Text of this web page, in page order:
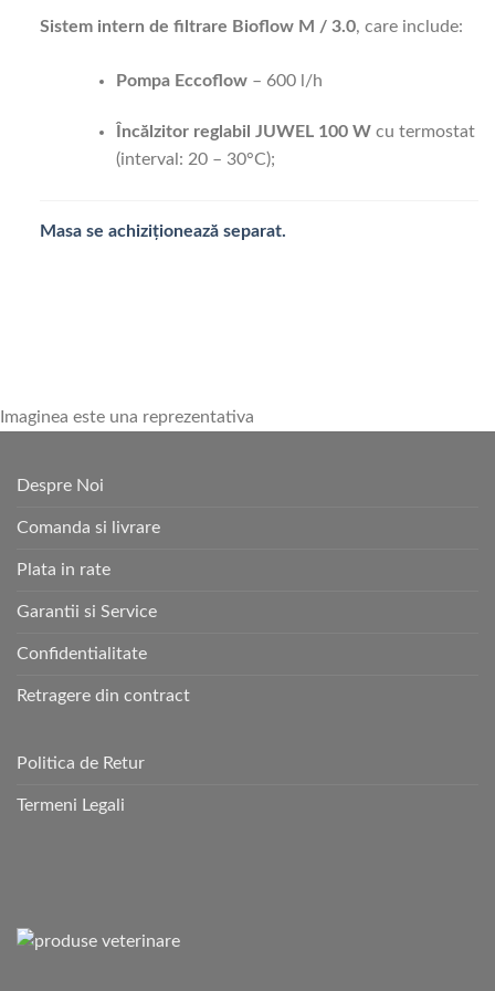
Sistem intern de filtrare Bioflow M / 3.0, care include:
Pompa Eccoflow– 600 l/h
Încălzitor reglabil JUWEL 100 Wcu termostat
(interval: 20 – 30°C);
Masa se achiziționează separat.
Imaginea este una reprezentativa
Despre Noi
Comanda si livrare
Plata in rate
Garantii si Service
Confidentialitate
Retragere din contract
Politica de Retur
Termeni Legali